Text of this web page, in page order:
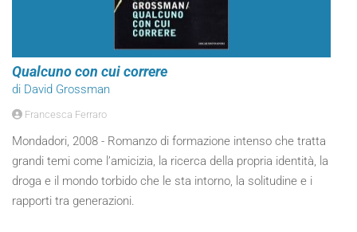
Qualcuno con cui correre
di David Grossman
Francesca Ferraro
Mondadori, 2008 - Romanzo di formazione intenso che tratta
grandi temi come l’amicizia, la ricerca della propria identità, la
droga e il mondo torbido che le sta intorno, la solitudine e i
rapporti tra generazioni.